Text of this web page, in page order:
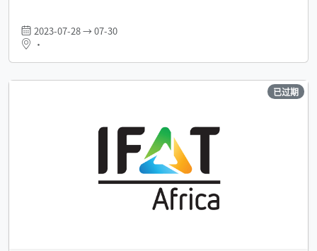
2023-07-28 → 07-30
•
已过期